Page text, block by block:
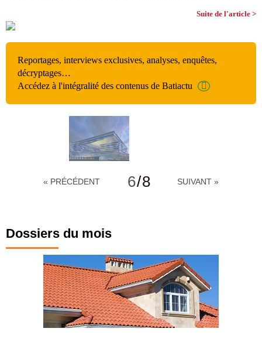
Suite de l'article >
Reportages, interviews exclusives, analyses, enquêtes,
décryptages…
Accédez à l'intégralité des contenus de Batiactu
« PRÉCÉDENT 6/8 SUIVANT »
Dossiers du mois